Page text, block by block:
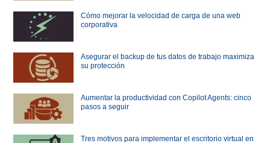
Cómo mejorar la velocidad de carga de una web
corporativa
Asegurar el backup de tus datos de trabajo maximiza
su protección
Aumentar la productividad con Copilot Agents: cinco
pasos a seguir
Tres motivos para implementar el escritorio virtual en